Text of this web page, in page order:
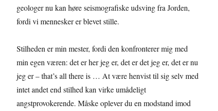
geologer nu kan høre seismografiske udsving fra Jorden,
fordi vi mennesker er blevet stille.
Stilheden er min mester, fordi den konfronterer mig med
min egen væren: det er her jeg er, det er det jeg er, det er nu
jeg er – that’s all there is … At være henvist til sig selv med
intet andet end stilhed kan virke umådeligt
angstprovokerende. Måske oplever du en modstand imod